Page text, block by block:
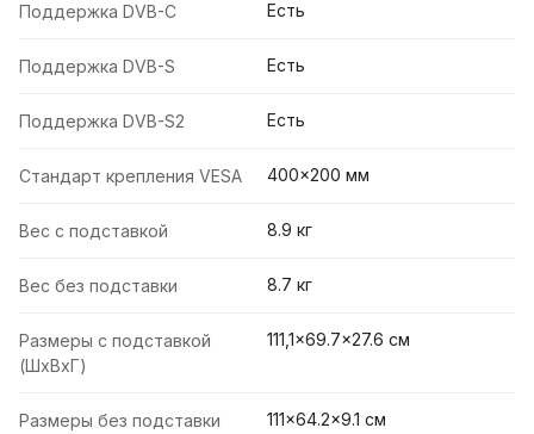
Поддержка DVB-C Есть
Поддержка DVB-S Есть
Поддержка DVB-S2 Есть
Стандарт крепления VESA 400×200 мм
Вес с подставкой 8.9 кг
Вес без подставки 8.7 кг
Размеры с подставкой
(ШxВxГ)
111,1x69.7x27.6 см
Размеры без подставки
111x64.2x9.1 cм